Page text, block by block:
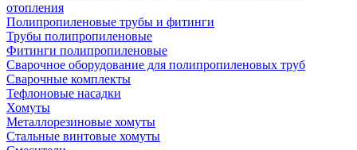
отопления
Полипропиленовые трубы и фитинги
Трубы полипропиленовые
Фитинги полипропиленовые
Сварочное оборудование для полипропиленовых труб
Сварочные комплекты
Тефлоновые насадки
Хомуты
Металлорезиновые хомуты
Стальные винтовые хомуты